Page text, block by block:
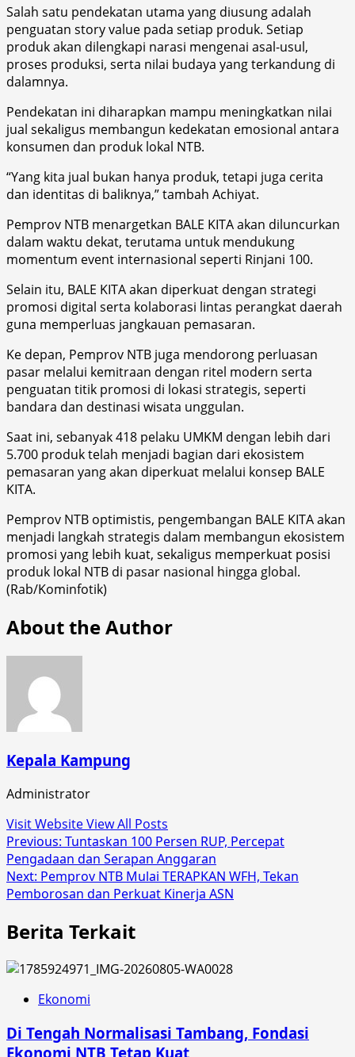
Salah satu pendekatan utama yang diusung adalah
penguatan story value pada setiap produk. Setiap
produk akan dilengkapi narasi mengenai asal-usul,
proses produksi, serta nilai budaya yang terkandung di
dalamnya.
Pendekatan ini diharapkan mampu meningkatkan nilai
jual sekaligus membangun kedekatan emosional antara
konsumen dan produk lokal NTB.
“Yang kita jual bukan hanya produk, tetapi juga cerita
dan identitas di baliknya,” tambah Achiyat.
Pemprov NTB menargetkan BALE KITA akan diluncurkan
dalam waktu dekat, terutama untuk mendukung
momentum event internasional seperti Rinjani 100.
Selain itu, BALE KITA akan diperkuat dengan strategi
promosi digital serta kolaborasi lintas perangkat daerah
guna memperluas jangkauan pemasaran.
Ke depan, Pemprov NTB juga mendorong perluasan
pasar melalui kemitraan dengan ritel modern serta
penguatan titik promosi di lokasi strategis, seperti
bandara dan destinasi wisata unggulan.
Saat ini, sebanyak 418 pelaku UMKM dengan lebih dari
5.700 produk telah menjadi bagian dari ekosistem
pemasaran yang akan diperkuat melalui konsep BALE
KITA.
Pemprov NTB optimistis, pengembangan BALE KITA akan
menjadi langkah strategis dalam membangun ekosistem
promosi yang lebih kuat, sekaligus memperkuat posisi
produk lokal NTB di pasar nasional hingga global.
(Rab/Kominfotik)
About the Author
Kepala Kampung
Administrator
Visit WebsiteView All Posts
Post
navigation
Previous: Tuntaskan 100 Persen RUP, Percepat
Pengadaan dan Serapan Anggaran
Next: Pemprov NTB Mulai TERAPKAN WFH, Tekan
Pemborosan dan Perkuat Kinerja ASN
Berita Terkait
Ekonomi
Di Tengah Normalisasi Tambang, Fondasi
Ekonomi NTB Tetap Kuat